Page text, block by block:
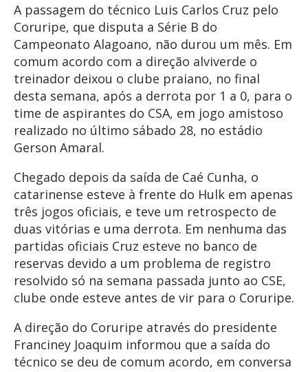
A passagem do técnico Luis Carlos Cruz pelo
Coruripe, que disputa a Série B do
Campeonato Alagoano, não durou um mês. Em
comum acordo com a direção alviverde o
treinador deixou o clube praiano, no final
desta semana, após a derrota por 1 a 0, para o
time de aspirantes do CSA, em jogo amistoso
realizado no último sábado 28, no estádio
Gerson Amaral.
Chegado depois da saída de Caé Cunha, o
catarinense esteve à frente do Hulk em apenas
três jogos oficiais, e teve um retrospecto de
duas vitórias e uma derrota. Em nenhuma das
partidas oficiais Cruz esteve no banco de
reservas devido a um problema de registro
resolvido só na semana passada junto ao CSE,
clube onde esteve antes de vir para o Coruripe.
A direção do Coruripe através do presidente
Franciney Joaquim informou que a saída do
técnico se deu de comum acordo, em conversa